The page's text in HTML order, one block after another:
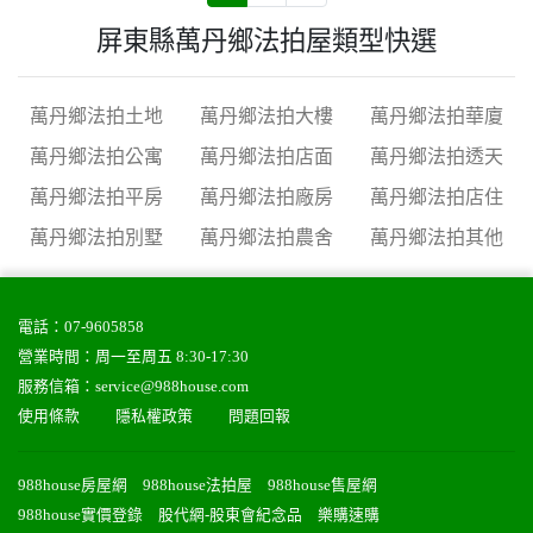
屏東縣萬丹鄉法拍屋類型快選
萬丹鄉法拍土地 萬丹鄉法拍大樓
萬丹鄉法拍華廈
萬丹鄉法拍公寓
萬丹鄉法拍店面
萬丹鄉法拍透天
萬丹鄉法拍平房
萬丹鄉法拍廠房
萬丹鄉法拍店住
萬丹鄉法拍別墅
萬丹鄉法拍農舍 萬丹鄉法拍其他
電話： 07-9605858
營業時間：周一至周五 8:30-17:30
服務信箱： service@988house.com
使用條款
隱私權政策 問題回報
988house房屋網 988house法拍屋
988house售屋網
988house實價登錄
股代網-股東會紀念品 樂購速購